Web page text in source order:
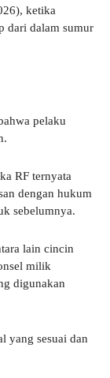
ketika
dari dalam sumur
pelaku
RF ternyata
dengan hukum
sebelumnya.
lain cincin
milik
digunakan
yang sesuai dan